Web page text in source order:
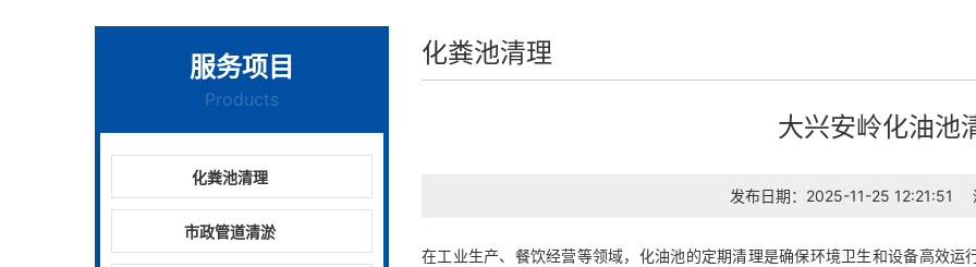
服务项目
Products
化粪池清理
市政管道清淤
化粪池清理
大兴安岭化油池
发布日期：2025-11-25 12:21:51
在工业生产、餐饮经营等领域，化油池的定期清理是确保环境卫生和设备高效